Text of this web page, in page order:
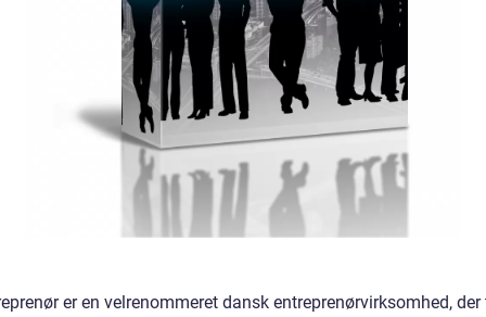
er en velrenommeret dansk entreprenørvirksomhed,